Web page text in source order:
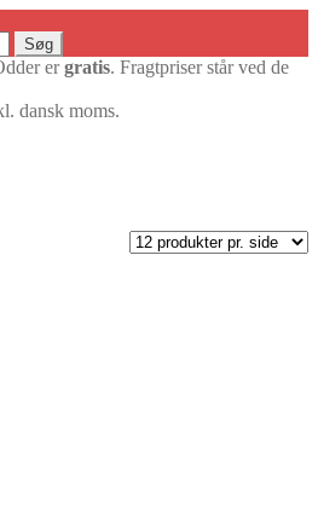
Søg
ergratis. Fragtpriser står ved de
dansk moms.